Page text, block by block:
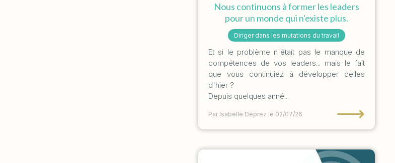
Nous continuons à former les leaders
pour un monde qui n'existe plus.
Diriger dans les mutations du travail
Et si le problème n'était pas le manque de
compétences de vos leaders... mais le fait
que vous continuiez à développer celles
d'hier ?
Depuis quelques anné...
Par Isabelle Deprez le 02/07/26 ⟶